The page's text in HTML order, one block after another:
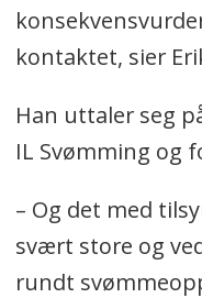
kontaktet, sier
Han uttaler seg
IL Svømming og
– Og det med
svært store og
rundt